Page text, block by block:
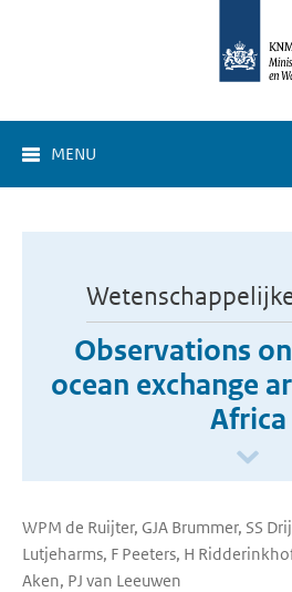
MENU
Observations
ocean exchange
Africa
WPM de Ruijter, GJA Brummer, SS
Lutjeharms, F Peeters, H
Aken, PJ van Leeuwen